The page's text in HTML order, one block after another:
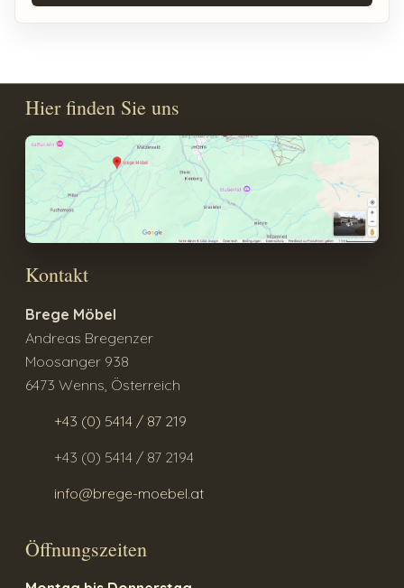
Hier finden Sie uns
Kontakt
Brege Möbel
Andreas Bregenzer
Moosanger 938
6473 Wenns, Österreich
+43 (0) 5414 / 87 219
+43 (0) 5414 / 87 2194
info@brege-moebel.at
Öffnungszeiten